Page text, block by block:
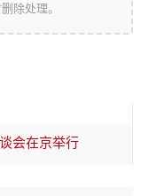
除处理。
会在京举行